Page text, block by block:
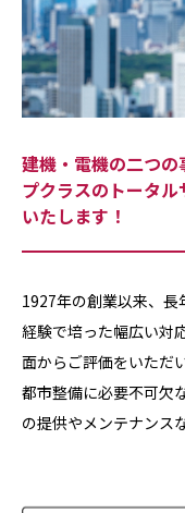
建機・電機の二つの
プクラスのトータル
いたします！
1927年の創業以来、長
経験で培った幅広い対
面からご評価をいただ
都市整備に必要不可欠
の提供やメンテナンス